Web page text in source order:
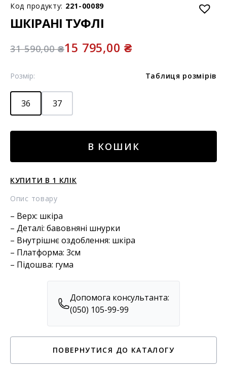
Код продукту: 221-00089
ШКІРАНІ ТУФЛІ
31 590,00₴15 795,00 ₴
Розмір: Таблиця розмірів
36 37
кількість
В КОШИК
КУПИТИ В 1 КЛІК
Опис товару
– Верх: шкіра
– Деталі: бавовняні шнурки
– Внутрішнє оздоблення: шкіра
– Платформа: 3см
– Підошва: гума
Допомога консультанта:
(050) 105-99-99
ПОВЕРНУТИСЯ ДО КАТАЛОГУ